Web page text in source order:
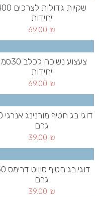
שקיות גדולות
יחידות
69.00 ₪
יחידות
69.00 ₪
גרם
39.00 ₪
דוגי בג
גרם
39.00 ₪